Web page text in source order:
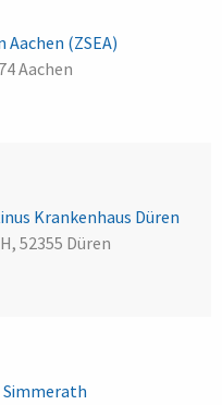
(ZSEA)
Aachen
Krankenhaus Düren
52355 Düren